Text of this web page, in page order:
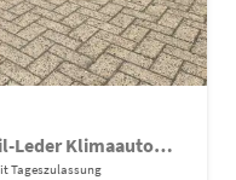
1.0 DIG-T 114PS N-Connecta Teil-Leder Klimaautomatik PDC v+h Rückf.Kamera Bluetooth Touchscreen Apple CarPlay Android Auto 17"LM
Tageszulassung